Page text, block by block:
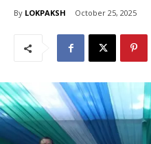
By LOKPAKSH October 25, 2025